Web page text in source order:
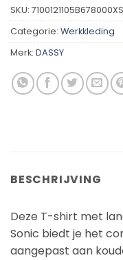
SKU: 7100121105B678000XS
Categorie: Werkkleding
Merk: DASSY
BESCHRIJVING
Deze T-shirt met
Sonic biedt je het
aangepast aan